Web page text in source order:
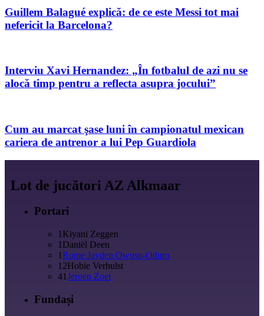
Guillem Balagué explică: de ce este Messi tot mai
nefericit la Barcelona?
Interviu Xavi Hernandez: „În fotbalul de azi nu se
alocă timp pentru a reflecta asupra jocului”
Cum au marcat şase luni în campionatul mexican
cariera de antrenor a lui Pep Guardiola
Lot de jucători AZ Alkmaar
Portari
1 Kiyani Zeggen
1 Daniël Deen
1Rome Jayden Owusu-Oduro
12Hobie Verhulst
41Jeroen Zoet
Fundași